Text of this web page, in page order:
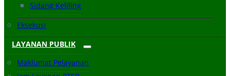
Sidang Keliling
Eksekusi
LAYANAN PUBLIK
Maklumat Pelayanan